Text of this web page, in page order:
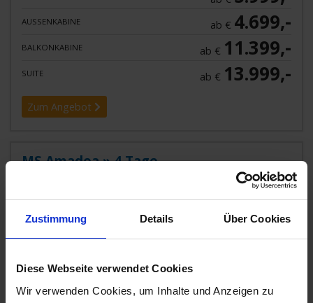
Zustimmung Details Über Cookies
Diese Webseite verwendet Cookies
Wir verwenden Cookies, um Inhalte und Anzeigen zu
AUSSENKABINE ab € 4.699,-
BALKONKABINE ab € 11.399,-
SUITE ab € 13.999,-
Zum Angebot
MS Amadea » 4 Tage
Schnupperwochenende auf MS Amadea
17. SEP 2026 BIS 21. SEP 2026 AB/BIS BREMERHAVEN